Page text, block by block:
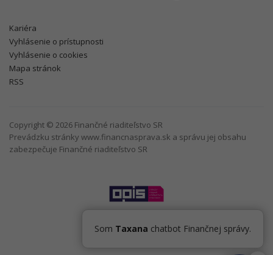
Kariéra
Vyhlásenie o prístupnosti
Vyhlásenie o cookies
Mapa stránok
RSS
Copyright © 2026 Finančné riaditeľstvo SR
Prevádzku stránky www.financnasprava.sk a správu jej obsahu
zabezpečuje Finančné riaditeľstvo SR
Som Taxana chatbot Finančnej správy.